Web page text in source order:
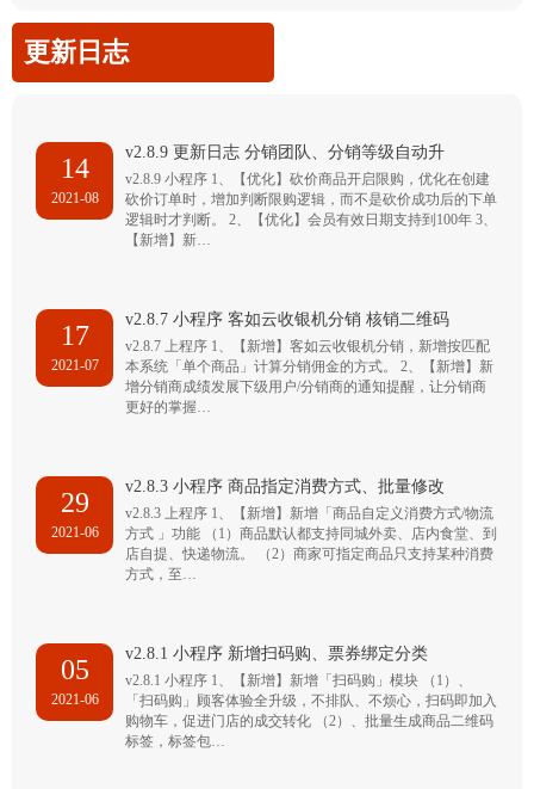
更新日志
14
2021-08
v2.8.9 更新日志 分销团队、分销等级自动升
v2.8.9 小程序 1、【优化】砍价商品开启限购，优化在创建
砍价订单时，增加判断限购逻辑，而不是砍价成功后的下单
逻辑时才判断。 2、【优化】会员有效日期支持到100年 3、
【新增】新…
17
2021-07
v2.8.7 小程序 客如云收银机分销 核销二维码
v2.8.7 上程序 1、【新增】客如云收银机分销，新增按匹配
本系统「单个商品」计算分销佣金的方式。 2、【新增】新
增分销商成绩发展下级用户/分销商的通知提醒，让分销商
更好的掌握…
29
2021-06
v2.8.3 小程序 商品指定消费方式、批量修改
v2.8.3 上程序 1、【新增】新增「商品自定义消费方式/物流
方式 」功能 （1）商品默认都支持同城外卖、店内食堂、到
店自提、快递物流。 （2）商家可指定商品只支持某种消费
方式，至…
05
2021-06
v2.8.1 小程序 新增扫码购、票券绑定分类
v2.8.1 小程序 1、【新增】新增「扫码购」模块 （1）、
「扫码购」顾客体验全升级，不排队、不烦心，扫码即加入
购物车，促进门店的成交转化 （2）、批量生成商品二维码
标签，标签包…